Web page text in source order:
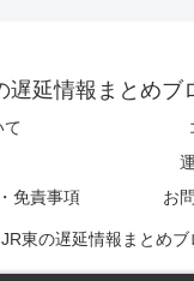
遅延情報まとめブ
て
免責事項
お
東の遅延情報まとめブ